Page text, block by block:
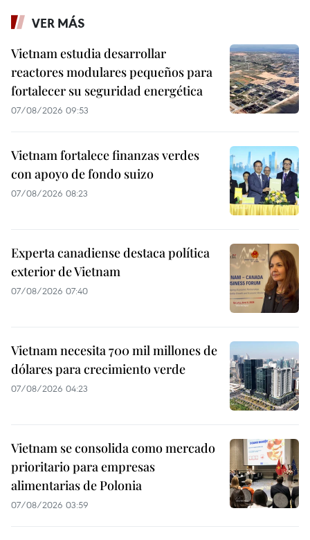
VER MÁS
Vietnam estudia desarrollar
reactores modulares pequeños para
fortalecer su seguridad energética
07/08/2026 09:53
Vietnam fortalece finanzas verdes
con apoyo de fondo suizo
07/08/2026 08:23
Experta canadiense destaca política
exterior de Vietnam
07/08/2026 07:40
Vietnam necesita 700 mil millones de
dólares para crecimiento verde
07/08/2026 04:23
Vietnam se consolida como mercado
prioritario para empresas
alimentarias de Polonia
07/08/2026 03:59